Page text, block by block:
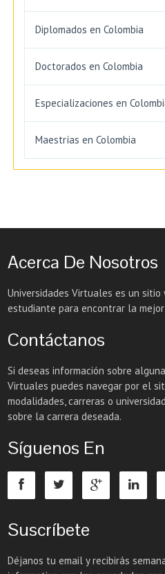
Diplomados en Colombia
Doctorados en Colombia
Especializaciones en
Maestrías en Colombia
Acerca De Nosotros
Universidades Virtuales es un
estudiante para encontrar la
Contáctanos
Si deseas información sobre
Virtuales puedes navegar por el
modalidades, carreras o
sobre la carrera deseada.
Síguenos En
Suscríbete
Déjanos tu email y recibirás